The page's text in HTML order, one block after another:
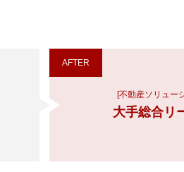
AFTER
[不動産ソリュー
大手総合リ